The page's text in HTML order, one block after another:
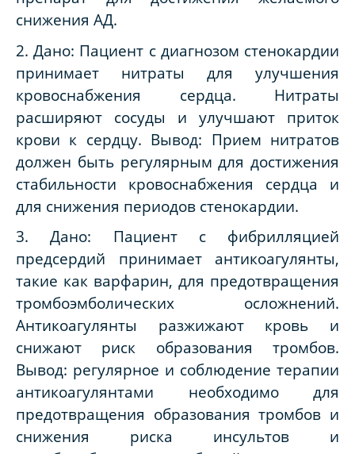
снижения АД.
2. Дано: Пациент с диагнозом стенокардии
принимает нитраты для улучшения
кровоснабжения сердца. Нитраты
расширяют сосуды и улучшают приток
крови к сердцу. Вывод: Прием нитратов
должен быть регулярным для достижения
стабильности кровоснабжения сердца и
для снижения периодов стенокардии.
3. Дано: Пациент с фибрилляцией
предсердий принимает антикоагулянты,
такие как варфарин, для предотвращения
тромбоэмболических осложнений.
Антикоагулянты разжижают кровь и
снижают риск образования тромбов.
Вывод: регулярное и соблюдение терапии
антикоагулянтами необходимо для
предотвращения образования тромбов и
снижения риска инсультов и